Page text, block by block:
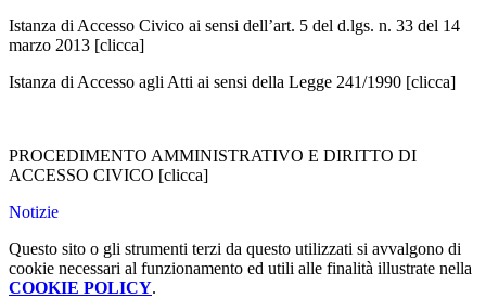
Istanza di Accesso Civico ai sensi dell’art. 5 del d.lgs. n. 33 del 14
marzo 2013 [clicca]
Istanza di Accesso agli Atti ai sensi della Legge 241/1990 [clicca]
PROCEDIMENTO AMMINISTRATIVO E DIRITTO DI
ACCESSO CIVICO [clicca]
Notizie
Questo sito o gli strumenti terzi da questo utilizzati si avvalgono di
cookie necessari al funzionamento ed utili alle finalità illustrate nella
COOKIE POLICY.